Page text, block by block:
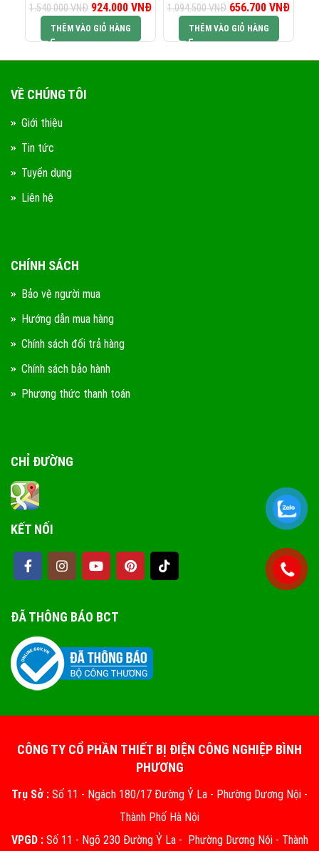
1.540.000VNĐ
Giá gốc là:
1.540.000 VNĐ.
924.000 VNĐ Giá hiện tại là:
924.000 VNĐ.
THÊM VÀO GIỎ HÀNG
1.094.500VNĐ
Giá gốc là:
1.094.500 VNĐ.
656.700 VNĐ
THÊM VÀO GIỎ HÀNG
VỀ CHÚNG TÔI
Giới thiệu
Tin tức
Tuyển dụng
Liên hệ
CHÍNH SÁCH
Bảo vệ người mua
Hướng dẫn mua hàng
Chính sách đổi trả hàng
Chính sách bảo hành
Phương thức thanh toán
CHỈ ĐƯỜNG
KẾT NỐI
ĐÃ THÔNG BÁO BCT
CÔNG TY CỔ PHẦN THIẾT BỊ ĐIỆN CÔNG NGHIỆP BÌNH
PHƯƠNG
Trụ Sở : Số 11 - Ngách 180/17 Đường Ỷ La - Phường Dương Nội -
Thành Phố Hà Nội
VPGD :Số 11 - Ngõ 230 Đường Ỷ La - Phường Dương Nội - Thành